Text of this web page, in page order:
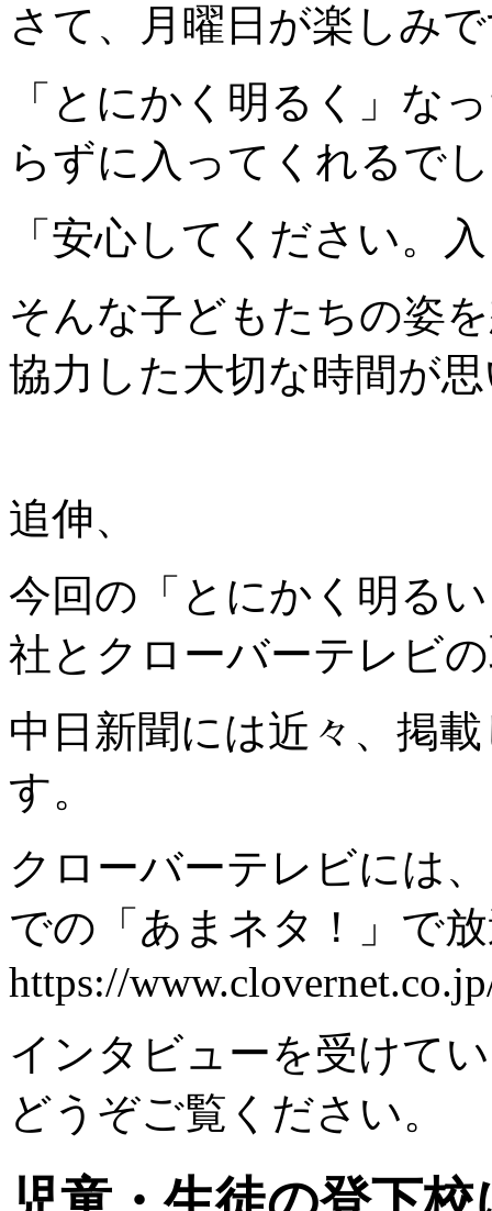
さて、月曜日が楽しみ
「とにかく明るく」な
らずに入ってくれるで
「安心してください。
そんな子どもたちの姿
協力した大切な時間が
追伸、
今回の「とにかく明る
社とクローバーテレビ
中日新聞には近々、掲
す。
クローバーテレビには
での「あまネタ！」
https://
インタビューを受けて
どうぞご覧ください。